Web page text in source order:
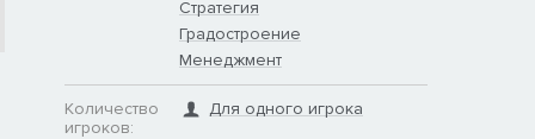
Стратегия
Градостроение
Менеджмент
Количество
игроков:
Для одного игрока